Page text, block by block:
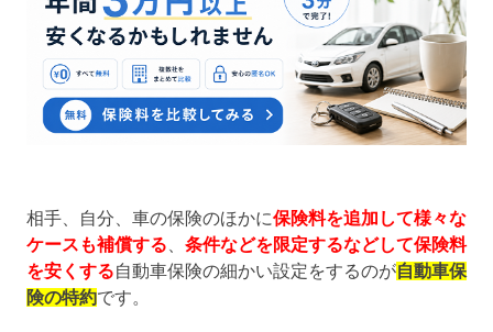
相手、自分、車の保険のほかに保険料を追加して様々な
ケースも補償する
条件などを限定するなどして保険料
を安くする自動車保険の細かい設定をするのが自動車保
険の特約です。